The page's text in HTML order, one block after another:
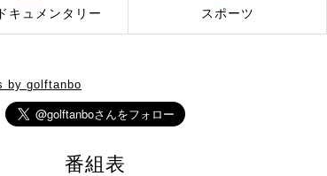
キュメンタリー スポーツ
by golftanbo
番組表